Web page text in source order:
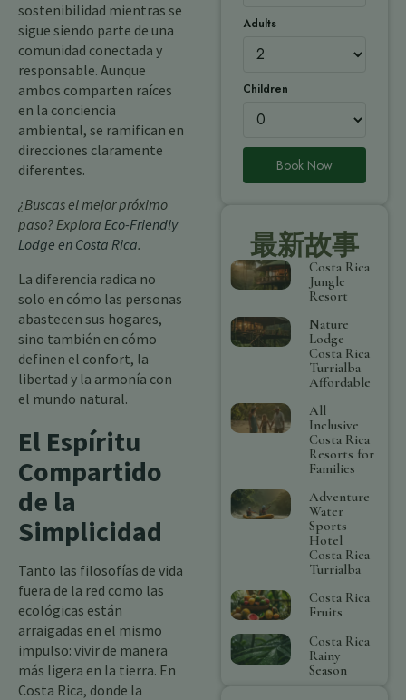
sostenibilidad mientras se
sigue siendo parte de una
comunidad conectada y
responsable. Aunque
ambos comparten raíces
en la conciencia
ambiental, se ramifican en
direcciones claramente
diferentes.
¿Buscas el mejor próximo
paso? Explora Eco-Friendly
Lodge en Costa Rica.
La diferencia radica no
solo en cómo las personas
abastecen sus hogares,
sino también en cómo
definen el confort, la
libertad y la armonía con
el mundo natural.
El Espíritu
Compartido
de la
Simplicidad
Tanto las filosofías de vida
fuera de la red como las
ecológicas están
arraigadas en el mismo
impulso: vivir de manera
más ligera en la tierra. En
Costa Rica, donde la
Adults
Children
Book Now
最新故事
Costa Rica
Jungle
Resort
Nature
Lodge
Costa Rica
Turrialba
Affordable
All
Inclusive
Costa Rica
Resorts for
Families
Adventure
Water
Sports
Hotel
Costa Rica
Turrialba
Costa Rica
Fruits
Costa Rica
Rainy
Season